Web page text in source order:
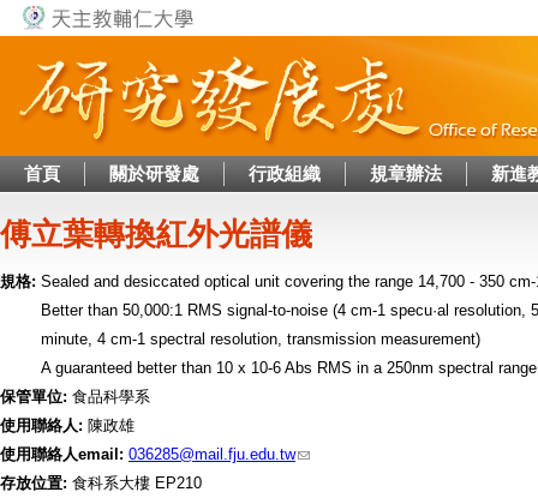
首頁 關於研發處 行政組織 規章辦法 新進
傅立葉轉換紅外光譜儀
規格: Sealed and desiccated optical unit covering the range 14,700 - 350 cm-
Better than 50,000:1 RMS signal-to-noise (4 cm-1 specu·al
minute, 4 cm-1 spectral resolution, transmission measurement)
A guaranteed better than 10 x 10-6 Abs RMS in a 250nm spectral
保管單位: 食品科學系
使用聯絡人: 陳政雄
使用聯絡人email: 036285@mail.fju.edu.tw
存放位置: 食科系大樓 EP210